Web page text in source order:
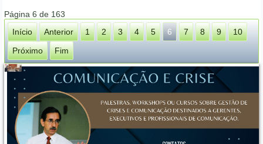
Página 6 de 163
Início
Anterior 1 2 3 4 5 6 7 8 9
10
Próximo
Fim